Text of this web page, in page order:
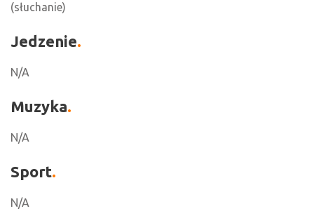
(słuchanie)
Jedzenie
N/A
Muzyka
N/A
Sport
N/A